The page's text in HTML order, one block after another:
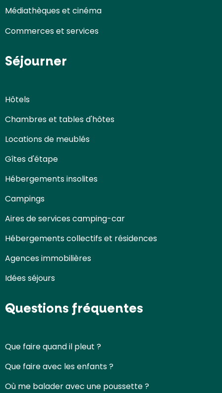
Médiathèques et cinéma
Commerces et services
Séjourner
Hôtels
Chambres et tables d'hôtes
Locations de meublés
Gîtes d'étape
Hébergements insolites
Campings
Aires de services camping-car
Hébergements collectifs et résidences
Agences immobilières
Idées séjours
Questions fréquentes
Que faire quand il pleut ?
Que faire avec les enfants ?
Où me balader avec une poussette ?